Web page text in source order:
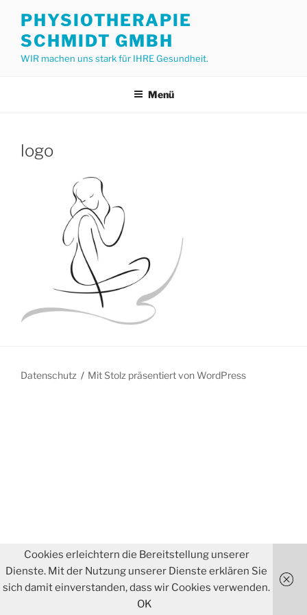
Inhalt
springen
PHYSIOTHERAPIE
SCHMIDT GMBH
WIR machen uns stark für IHRE Gesundheit.
Menü
logo
Datenschutz Mit Stolz präsentiert von WordPress
Cookies erleichtern die Bereitstellung unserer
Dienste. Mit der Nutzung unserer Dienste erklären Sie
sich damit einverstanden, dass wir Cookies verwenden.
OK